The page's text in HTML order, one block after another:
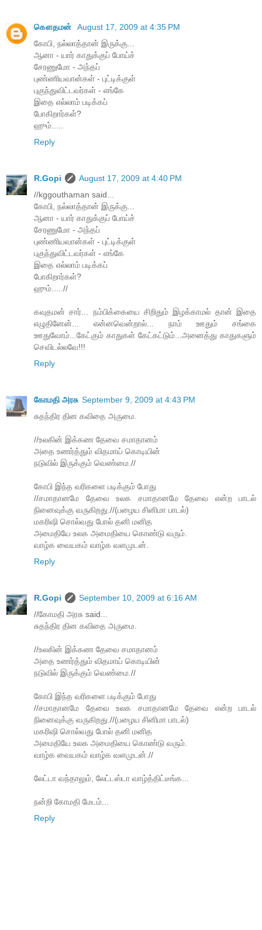
கௌதமன்
August 17, 2009 at 4:35 PM
கோபி, நல்லாத்தான் இருக்கு...
ஆனா - யார் காதுக்குப் போய்ச்
சேரணுமோ - அந்தப்
புண்ணியவான்கள் - புட்டிக்குள்
புகுந்துவிட்டவர்கள் - எங்கே
இதை எல்லாம் படிக்கப்
போகிறார்கள்?
ஹும்.....
Reply
R.Gopi
August 17, 2009 at 4:40 PM
//kggouthaman said...
கோபி, நல்லாத்தான் இருக்கு...
ஆனா - யார் காதுக்குப் போய்ச்
சேரணுமோ - அந்தப்
புண்ணியவான்கள் - புட்டிக்குள்
புகுந்துவிட்டவர்கள் - எங்கே
இதை எல்லாம் படிக்கப்
போகிறார்கள்?
ஹும்.....//
க‌வுத‌ம‌ன் சார்... ந‌ம்பிக்கையை சிறிதும் இழ‌க்காம‌ல் தான் இதை
எழுதினேன்... என்ன‌வென்றால்... நாம் ஊதும் ச‌ங்கை
ஊதுவோம்...கேட்கும் காதுகள் கேட்கட்டும்...அனைத்து காதுக‌ளும்
செவிட‌ல்ல‌வே!!!
Reply
கோமதி அரசு September 9, 2009 at 4:43 PM
சுதந்திர தின கவிதை அருமை.
//உலகின் இக்கண தேவை சமாதானம்
அதை உணர்த்தும் விதமாய் கொடியின்
நடுவில் இருக்கும் வெண்மை.//
கோபி இந்த வரிகளை படிக்கும் போது
//சமாதானமே தேவை உலக சமாதானமே தேவை என்ற பாடல்
நினைவுக்கு வருகிறது.//(பழைய சினிமா பாடல்)
மகரிஷி சொல்வது போல் தனி மனித
அமைதியே உலக அமைதியை கொண்டு வரும்.
வாழ்க வையகம் வாழ்க வளமுடன்.
Reply
R.Gopi
September 10, 2009 at 6:16 AM
//கோமதி அரசு said...
சுதந்திர தின கவிதை அருமை.
//உலகின் இக்கண தேவை சமாதானம்
அதை உணர்த்தும் விதமாய் கொடியின்
நடுவில் இருக்கும் வெண்மை.//
கோபி இந்த வரிகளை படிக்கும் போது
//சமாதானமே தேவை உலக சமாதானமே தேவை என்ற பாடல்
நினைவுக்கு வருகிறது.//(பழைய சினிமா பாடல்)
மகரிஷி சொல்வது போல் தனி மனித
அமைதியே உலக அமைதியை கொண்டு வரும்.
வாழ்க வையகம் வாழ்க வளமுடன்.//
லேட்டா வந்தாலும், லேட்ட‌ஸ்டா வாழ்த்திட்டீங்க‌...
ந‌ன்றி கோம‌தி மேட‌ம்...
Reply